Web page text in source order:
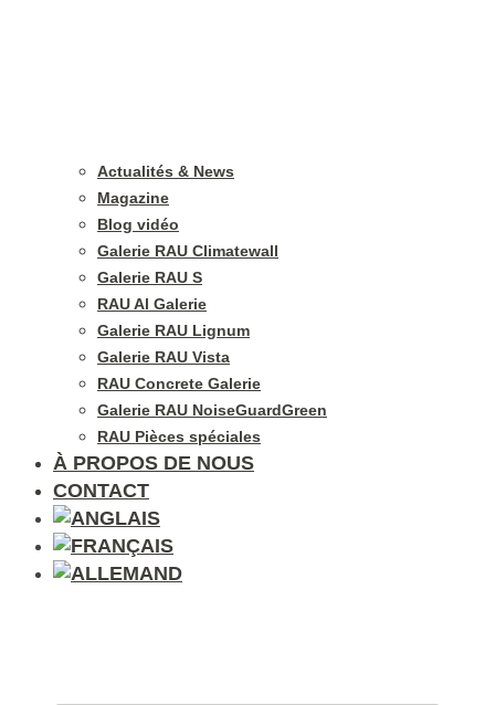
Actualités & News
Magazine
Blog vidéo
Galerie RAU Climatewall
Galerie RAU S
RAU Al Galerie
Galerie RAU Lignum
Galerie RAU Vista
RAU Concrete Galerie
Galerie RAU NoiseGuardGreen
RAU Pièces spéciales
À PROPOS DE NOUS
CONTACT